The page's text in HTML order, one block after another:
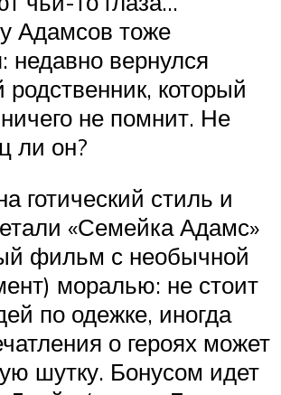
Адамсов тоже
недавно вернулся
который
не помнит. Не
ли он?
готический стиль и
«Семейка Адамс»
фильм с необычной
моралью: не стоит
по одежке, иногда
о героях может
шутку. Бонусом идет